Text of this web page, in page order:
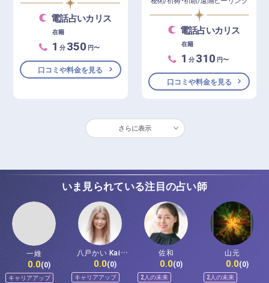
電話占いカリス
在籍
1 分 350 円〜
口コミや料金を見る
電話占いカリス
在籍
1 分 310 円〜
口コミや料金を見る
さらに表示
いま見られている注目の占い師
一維
0.0(0)
キャリアアップ
八戸かい Kai-
Hachinohe
0.0(0)
キャリアアップ
佐和
0.0(0)
2人の未来
山元
0.0(0)
2人の未来